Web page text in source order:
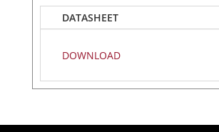
DATASHEET
DOWNLOAD